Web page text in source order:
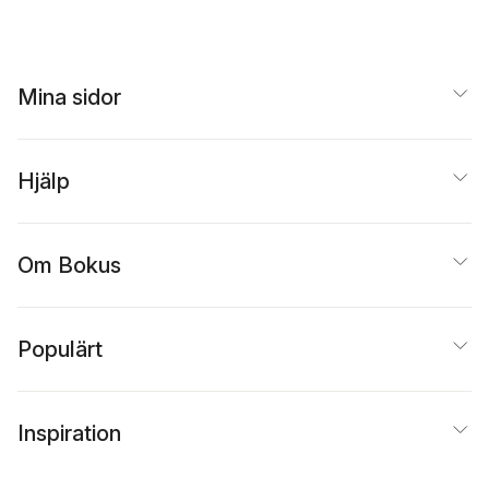
Mina sidor
Hjälp
Om Bokus
Populärt
Inspiration